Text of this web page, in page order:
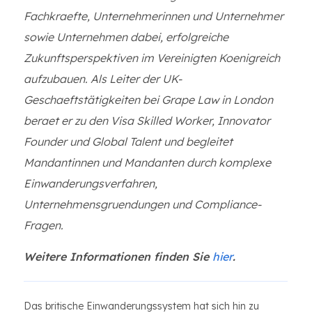
Fachkraefte, Unternehmerinnen und Unternehmer
sowie Unternehmen dabei, erfolgreiche
Zukunftsperspektiven im Vereinigten Koenigreich
aufzubauen. Als Leiter der UK-
Geschaeftstätigkeiten bei Grape Law in London
beraet er zu den Visa Skilled Worker, Innovator
Founder und Global Talent und begleitet
Mandantinnen und Mandanten durch komplexe
Einwanderungsverfahren,
Unternehmensgruendungen und Compliance-
Fragen.
Weitere Informationen finden Sie hier.
Das britische Einwanderungssystem hat sich hin zu